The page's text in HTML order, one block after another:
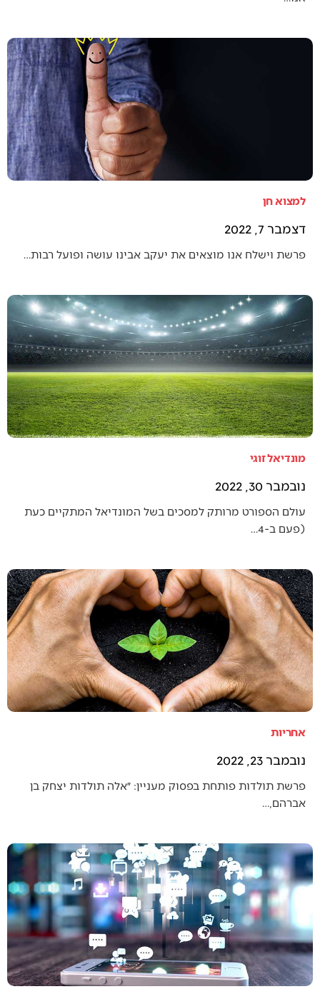
למצוא חן
דצמבר 7, 2022
פרשת וישלח אנו מוצאים את יעקב אבינו עושה ופועל רבות…
מונדיאל זוגי
נובמבר 30, 2022
עולם הספורט מרותק למסכים בשל המונדיאל המתקיים כעת
(פעם ב-4…
אחריות
נובמבר 23, 2022
פרשת תולדות פותחת בפסוק מעניין: ״אלה תולדות יצחק בן
אברהם,…